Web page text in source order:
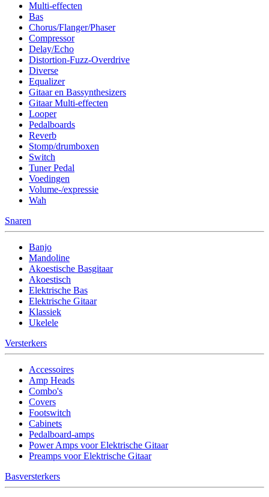
Multi-effecten
Bas
Chorus/Flanger/Phaser
Compressor
Delay/Echo
Distortion-Fuzz-Overdrive
Diverse
Equalizer
Gitaar en Bassynthesizers
Gitaar Multi-effecten
Looper
Pedalboards
Reverb
Stomp/drumboxen
Switch
Tuner Pedal
Voedingen
Volume-/expressie
Wah
Snaren
Banjo
Mandoline
Akoestische Basgitaar
Akoestisch
Elektrische Bas
Elektrische Gitaar
Klassiek
Ukelele
Versterkers
Accessoires
Amp Heads
Combo's
Covers
Footswitch
Cabinets
Pedalboard-amps
Power Amps voor Elektrische Gitaar
Preamps voor Elektrische Gitaar
Basversterkers